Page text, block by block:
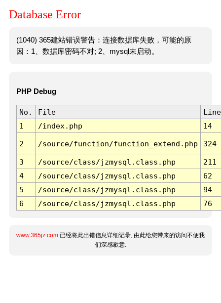
Database Error
(1040) 365建站错误警告：连接数据库失败，可能的原
因：1、数据库密码不对; 2、mysql未启动。
PHP Debug
No. File
Line
1
/index.php 14
2 /source/function/function_extend.php 324
3 /source/class/jzmysql.class.php
211
4
/source/class/jzmysql.class.php
62
5
/source/class/jzmysql.class.php
94
6
/source/class/jzmysql.class.php 76
www.365jz.com 已经将此出错信息详细记录, 由此给您带来的访问不便我
们深感歉意.